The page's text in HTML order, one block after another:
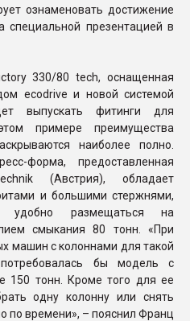
ознаменовать достижение
специальной презентацией в
330/80 tech, оснащенная
ecodrive и новой системой
выпускать фитинги для
примере преимущества
наиболее полно.
форма, предоставленная
(Австрия), обладает
и большими стержнями,
размещаться на
смыкания 80 тонн. «При
машин с колоннами для такой
бы модель с
150 тонн. Кроме того для ее
одну колонну или снять
по времени», – пояснил Франц